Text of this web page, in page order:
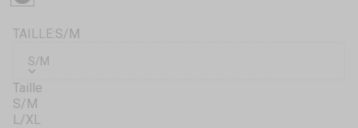
Taille réglable,
TAILLE:S/M
S/M
Taille
S/M
L/XL